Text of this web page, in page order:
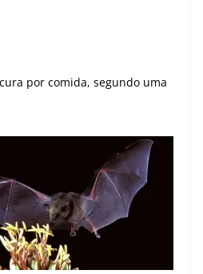
por comida, segundo uma